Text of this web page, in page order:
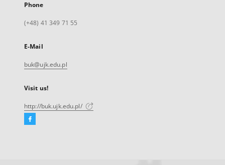
Phone
(+48) 41 349 71 55
E-Mail
buk@ujk.edu.pl
Visit us!
http://buk.ujk.edu.pl/
Facebook